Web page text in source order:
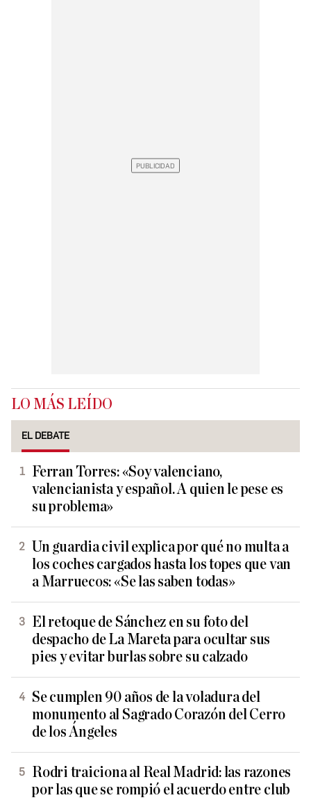
LO MÁS LEÍDO
EL DEBATE
Ferran Torres: «Soy valenciano,
valencianista y español. A quien le pese es
su problema»
Un guardia civil explica por qué no multa a
los coches cargados hasta los topes que van
a Marruecos: «Se las saben todas»
El retoque de Sánchez en su foto del
despacho de La Mareta para ocultar sus
pies y evitar burlas sobre su calzado
Se cumplen 90 años de la voladura del
monumento al Sagrado Corazón del Cerro
de los Ángeles
Rodri traiciona al Real Madrid: las razones
por las que se rompió el acuerdo entre club